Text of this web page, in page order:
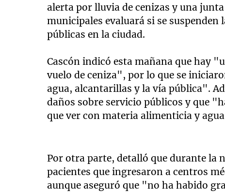
alerta por lluvia de cenizas y una
municipales evaluará si se suspenden
públicas en la ciudad.
Cascón indicó esta mañana que hay
vuelo de ceniza", por lo que se
agua, alcantarillas y la vía pública".
daños sobre servicio públicos y que
que ver con materia alimenticia y
Por otra parte, detalló que durante la
pacientes que ingresaron a centros
aunque aseguró que "no ha habido